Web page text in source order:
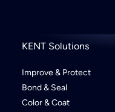
KENT Solutions
Improve & Protect
Bond & Seal
Color & Coat